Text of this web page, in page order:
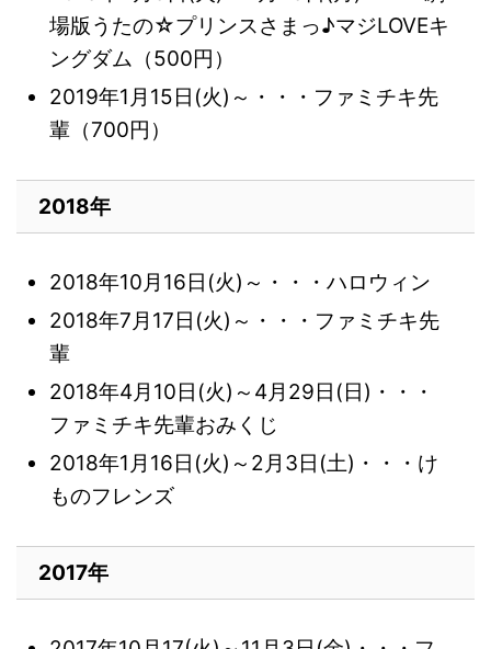
場版うたの☆プリンスさまっ♪マジLOVEキ
ングダム（500円）
2019年1月15日(火)～・・・ファミチキ先
輩（700円）
2018年
2018年10月16日(火)～・・・ハロウィン
2018年7月17日(火)～・・・ファミチキ先
輩
2018年4月10日(火)～4月29日(日)・・・
ファミチキ先輩おみくじ
2018年1月16日(火)～2月3日(土)・・・け
ものフレンズ
2017年